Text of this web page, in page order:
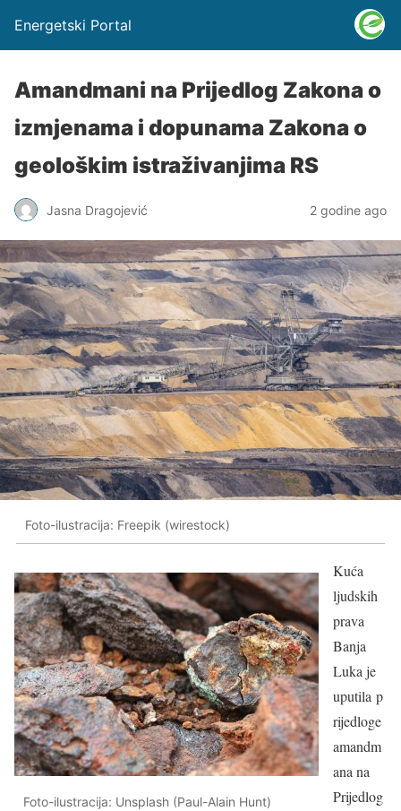
Energetski Portal
Amandmani na Prijedlog Zakona o
izmjenama i dopunama Zakona o
geološkim istraživanjima RS
Jasna Dragojević 2 godine ago
Foto-ilustracija: Freepik (wirestock)
Foto-ilustracija: Unsplash (Paul-Alain Hunt)
Kuća
ljudskih
prava
Banja
Luka je
uputila p
rijedloge
amandm
ana na
Prijedlog